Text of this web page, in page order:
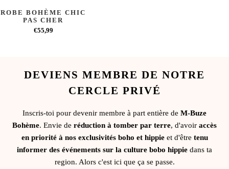
ROBE BOHÈME CHIC
PAS CHER
€55,99
DEVIENS MEMBRE DE NOTRE
CERCLE PRIVÉ
Inscris-toi pour devenir membre à part entière de M-Buze
Bohème. Envie de réduction à tomber par terre, d'avoir accès
en priorité à nos exclusivités boho et hippieet d'être tenu
informer des événements sur la culture bobo hippie dans ta
region. Alors c'est ici que ça se passe.